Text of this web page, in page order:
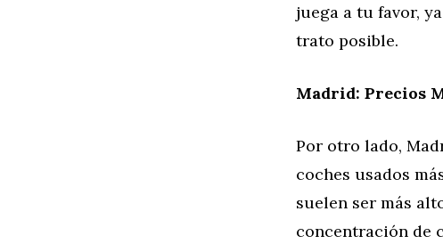
juega a tu favor,
trato posible.
Madrid: Precios
Por otro lado,
coches usados
suelen ser más
concentración de